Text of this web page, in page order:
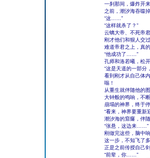
一刹那间，爆炸开
之前，潮汐海吞噬
“这……”
“这样就杀了？”
云螭大帝、不死帝
刚才他们和狠人交
难道帝君之上，真
“他成功了……”
孔师和洛若曦，松
“这是天道的一部
看到刚才从自己体
嗡！
从重生就伴随他的
大钟般的鸣响，不
崩塌的神界，终于
“看来，神界要重
潮汐海的窟窿，伴
“张悬，这边来……”
刚做完这些，脑中
这一步，不知飞了
正是之前传授自己
“前辈，你……”